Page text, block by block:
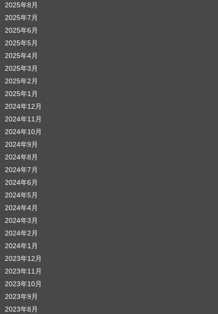
2025年8月
2025年7月
2025年6月
2025年5月
2025年4月
2025年3月
2025年2月
2025年1月
2024年12月
2024年11月
2024年10月
2024年9月
2024年8月
2024年7月
2024年6月
2024年5月
2024年4月
2024年3月
2024年2月
2024年1月
2023年12月
2023年11月
2023年10月
2023年9月
2023年8月